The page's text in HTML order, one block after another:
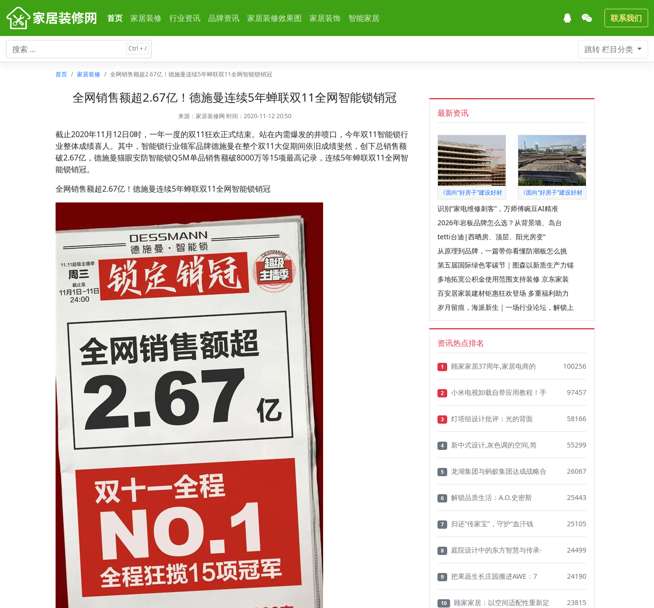
首页 家居装修 行业资讯 品牌资讯 家居装修效果图 家居装饰 智能家居 联系我们
跳转栏目分类
首页 家居装修 全网销售额超2.67亿！德施曼连续5年蝉联双11全网智能锁销冠
全网销售额超2.67亿！德施曼连续5年蝉联双11全网智能锁销冠
来源： 家居装修网 时间：2020-11-12 20:50
截止2020年11月12日0时，一年一度的双11狂欢正式结束。站在内需爆发的井喷口，今年双11智能锁行
业整体成绩喜人。其中，智能锁行业领军品牌德施曼在整个双11大促期间依旧成绩斐然，创下总销售额
破2.67亿，德施曼猫眼安防智能锁Q5M单品销售额破8000万等15项最高记录，连续5年蝉联双11全网智
能锁销冠。
全网销售额超2.67亿！德施曼连续5年蝉联双11全网智能锁销冠
最新资讯
《面向“好房子”建设好材 《面向“好房子”建设好材
识别“家电维修刺客”，万师傅豌豆AI精准
2026年岩板品牌怎么选？从背景墙、岛台
tetti台迪|西晒房、顶层、阳光房变“
从原理到品牌，一篇带你看懂防潮板怎么挑
第五届国际绿色零碳节｜图森以新质生产力锚
多地拓宽公积金使用范围支持装修 京东家装
百安居家装建材钜惠狂欢登场 多重福利助力
岁月留痕，海派新生｜一场行业论坛，解锁上
资讯热点排名
1 顾家家居37周年,家居电商的 100256
2 小米电视卸载自带应用教程！手 97457
3 灯塔组设计批评：光的背面 58166
4 新中式设计,灰色调的空间,简 55299
5 龙湖集团与蚂蚁集团达成战略合 26067
6 解锁品质生活：A.O.史密斯 25443
7 归还“传家宝”，守护“血汗钱 25105
8 庭院设计中的东方智慧与传承- 24499
9 把果蔬生长庄园搬进AWE：7 24190
10 顾家家居：以空间适配性重新定 23815